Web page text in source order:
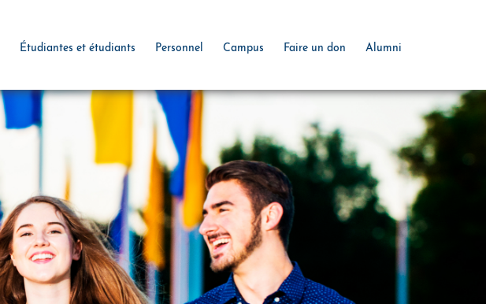
Étudiantes et étudiants Personnel Campus Faire un don Alumni